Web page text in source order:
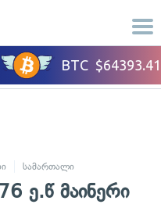
სამართალი
ე.წ მაინერი